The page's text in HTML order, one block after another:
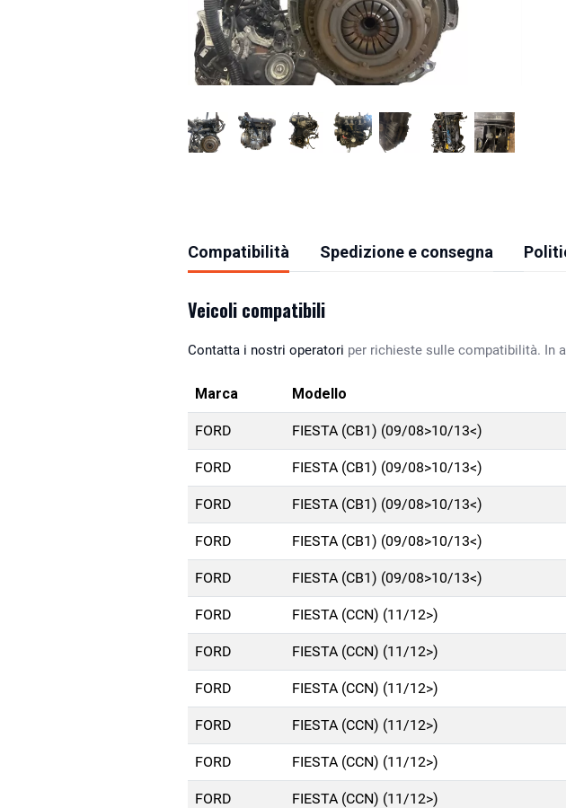
Compatibilità Spedizione e consegna
Veicoli compatibili
Contatta i nostri operatori per richieste sulle compatibilità. In
Marca Modello
FORD FIESTA (CB1) (09/08>10/13<)
FORD FIESTA (CB1) (09/08>10/13<)
FORD FIESTA (CB1) (09/08>10/13<)
FORD FIESTA (CB1) (09/08>10/13<)
FORD FIESTA (CB1) (09/08>10/13<)
FORD FIESTA (CCN) (11/12>)
FORD FIESTA (CCN) (11/12>)
FORD FIESTA (CCN) (11/12>)
FORD FIESTA (CCN) (11/12>)
FORD FIESTA (CCN) (11/12>)
FORD FIESTA (CCN) (11/12>)